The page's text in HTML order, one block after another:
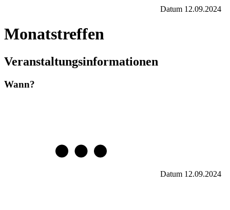
Datum 12.09.2024
Monatstreffen
Veranstaltungsinformationen
Wann?
Datum 12.09.2024